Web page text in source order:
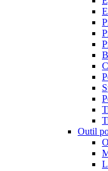
Outil